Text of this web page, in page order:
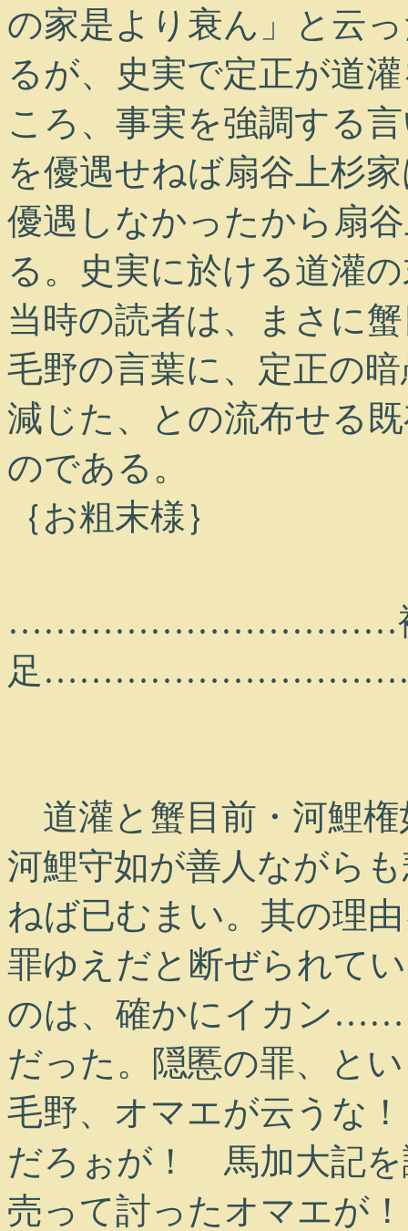
の家是より衰ん」と云
るが、史実で定正が道
ころ、事実を強調する
を優遇せねば扇谷上杉
優遇しなかったから扇
る。史実に於ける道灌
当時の読者は、まさに
毛野の言葉に、定正の
減じた、との流布せる
のである。
｛お粗末様｝
……………………………
足
道灌と蟹目前・河鯉権
河鯉守如が善人ながら
ねば已むまい。其の理
罪ゆえだと断ぜられて
のは、確かにイカン……
だった。隠慝の罪、と
毛野、オマエが云うな
だろぉが！ 馬加大記を
売って討ったオマエが